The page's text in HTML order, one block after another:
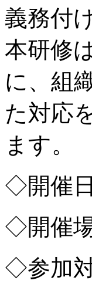
義務付
本研修
に、組
た対応
ます。
◇開催
◇開催
◇参加